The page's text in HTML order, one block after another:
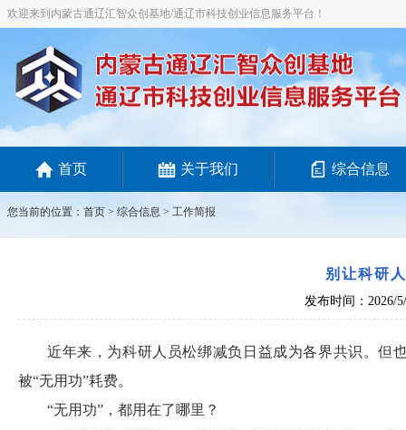
欢迎来到内蒙古通辽汇智众创基地/通辽市科技创业信息服务平台！
首页 关于我们 综合信息
您当前的位置： 首页 > 综合信息 > 工作简报
别让科研
发布时间：
近年来，为科研人员松绑减负日益成为各界共识。但
被“无用功”耗费。
“无用功”，都用在了哪里？